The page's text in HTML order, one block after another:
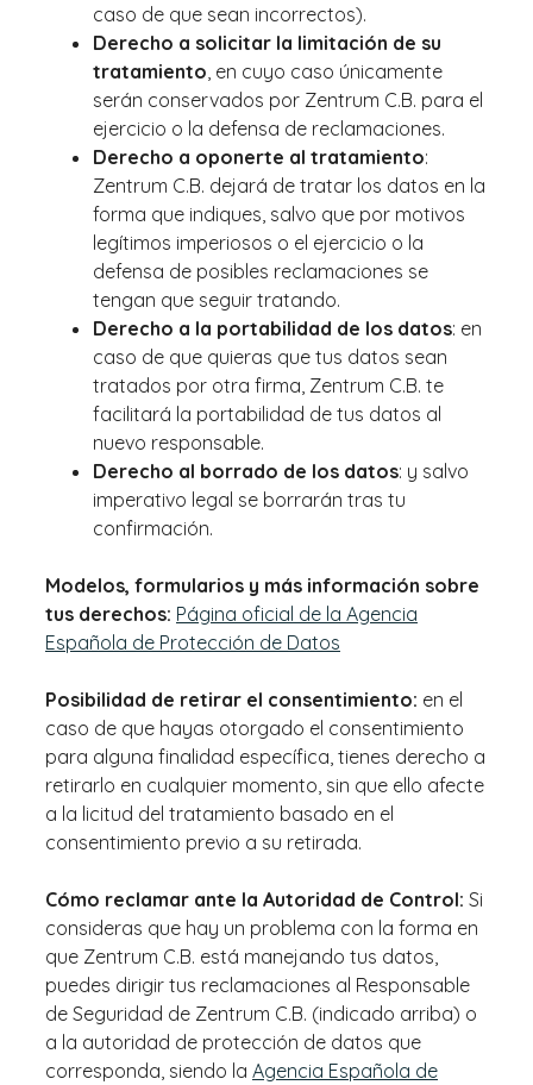
caso de que sean incorrectos).
Derecho a solicitar la limitación de su
tratamiento , en cuyo caso únicamente
serán conservados por Zentrum C.B. para el
ejercicio o la defensa de reclamaciones.
Derecho a oponerte al tratamiento:
Zentrum C.B. dejará de tratar los datos en la
forma que indiques, salvo que por motivos
legítimos imperiosos o el ejercicio o la
defensa de posibles reclamaciones se
tengan que seguir tratando.
Derecho a la portabilidad de los datos: en
caso de que quieras que tus datos sean
tratados por otra firma, Zentrum C.B. te
facilitará la portabilidad de tus datos al
nuevo responsable.
Derecho al borrado de los datos: y salvo
imperativo legal se borrarán tras tu
confirmación.
Modelos, formularios y más información sobre
tus derechos: Página oficial de la Agencia
Española de Protección de Datos
Posibilidad de retirar el consentimiento: en el
caso de que hayas otorgado el consentimiento
para alguna finalidad específica, tienes derecho a
retirarlo en cualquier momento, sin que ello afecte
a la licitud del tratamiento basado en el
consentimiento previo a su retirada.
Cómo reclamar ante la Autoridad de Control: Si
consideras que hay un problema con la forma en
que Zentrum C.B. está manejando tus datos,
puedes dirigir tus reclamaciones al Responsable
de Seguridad de Zentrum C.B. (indicado arriba) o
a la autoridad de protección de datos que
corresponda, siendo la Agencia Española de